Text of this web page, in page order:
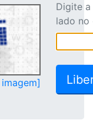
Digite
lado no